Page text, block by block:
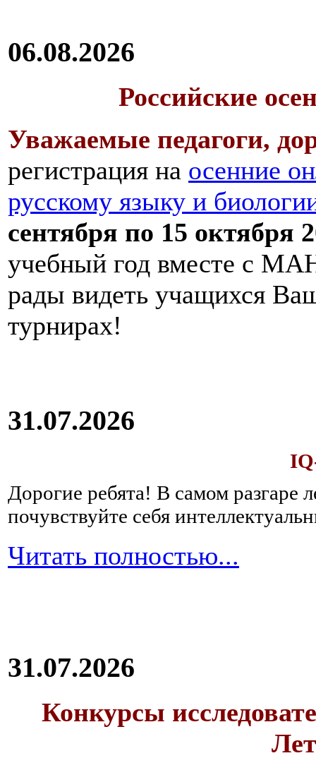
06.08.2026
Российские
Уважаемые педагоги,
регистрация на осенние
русскому языку и
сентября по 15 октября
учебный год вместе с
рады видеть учащихся
турнирах!
31.07.2026
Дорогие ребята! В самом разгаре
почувствуйте себя
Читать полностью...
31.07.2026
Конкурсы